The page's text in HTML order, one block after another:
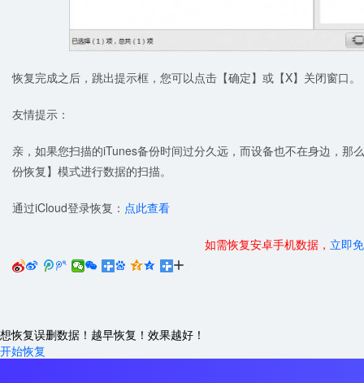
恢复完成之后，跳出提示框，您可以点击【确定】或【X】关闭窗口。
友情提示：
亲，如果您扫描的iTunes备份时间过分久远，而设备也不在身边，那
份恢复】模式进行数据的扫描。
通过iCloud登录恢复： 点此查看
如需恢复安卓手机数据， 立即
     
想恢复误删数据！越早恢复！效果越好！
开始恢复